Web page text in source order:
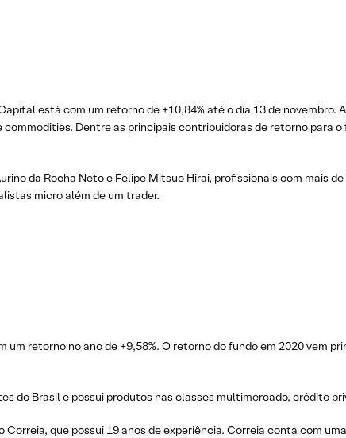
está com um retorno de +10,84% até o dia 13 de novembro.
Dentre as principais contribuidoras de retorno para o
da Rocha Neto e Felipe Mitsuo Hirai, profissionais com mais
micro além de um trader.
um retorno no ano de +9,58%. O retorno do fundo em 2020 vem
do Brasil e possui produtos nas classes multimercado, crédito
que possui 19 anos de experiência. Correia conta com